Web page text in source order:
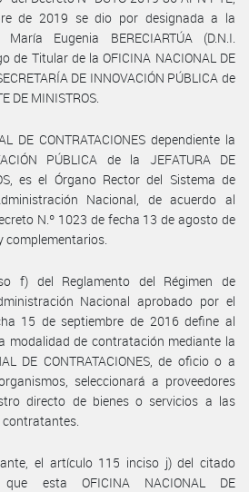
de 2019 se dio por designada a la
Eugenia BERECIARTÚA (D.N.I.
de Titular de la OFICINA NACIONAL DE
DE INNOVACIÓN PÚBLICA de
DE MINISTROS.
DE CONTRATACIONES dependiente la
PÚBLICA de la JEFATURA DE
es el Órgano Rector del Sistema de
Nacional, de acuerdo al
N.º 1023 de fecha 13 de agosto de
f) del Reglamento del Régimen de
Nacional aprobado por el
15 de septiembre de 2016 define al
modalidad de contratación mediante la
DE CONTRATACIONES, de oficio o a
seleccionará a proveedores
directo de bienes o servicios a las
el artículo 115 inciso j) del citado
que esta OFICINA NACIONAL DE